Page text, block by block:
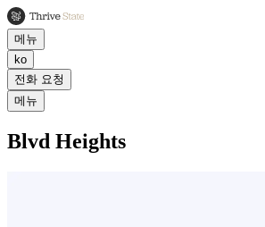
메뉴
ko
전화 요청
메뉴
Blvd Heights